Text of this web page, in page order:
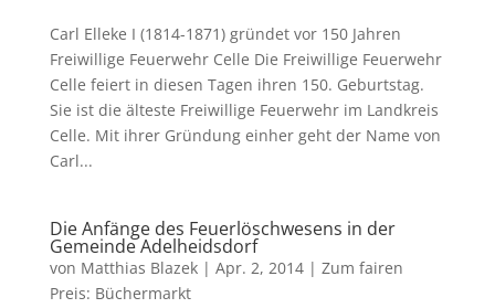
Carl Elleke I (1814-1871) gründet vor 150 Jahren
Freiwillige Feuerwehr Celle Die Freiwillige Feuerwehr
Celle feiert in diesen Tagen ihren 150. Geburtstag.
Sie ist die älteste Freiwillige Feuerwehr im Landkreis
Celle. Mit ihrer Gründung einher geht der Name von
Carl...
Die Anfänge des Feuerlöschwesens in der
Gemeinde Adelheidsdorf
von Matthias Blazek| Apr. 2, 2014| Zum fairen
Preis: Büchermarkt